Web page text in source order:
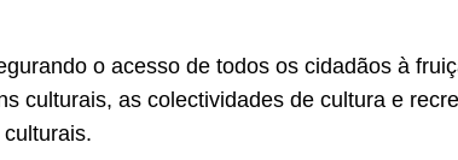
o acesso de todos os cidadãos à
culturais, as colectividades de cultura e